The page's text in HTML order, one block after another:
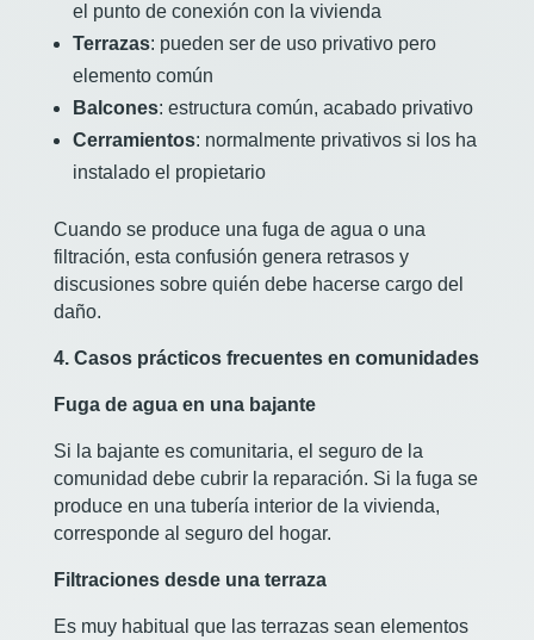
el punto de conexión con la vivienda
Terrazas: pueden ser de uso privativo pero
elemento común
Balcones: estructura común, acabado privativo
Cerramientos: normalmente privativos si los ha
instalado el propietario
Cuando se produce una fuga de agua o una
filtración, esta confusión genera retrasos y
discusiones sobre quién debe hacerse cargo del
daño.
4. Casos prácticos frecuentes en comunidades
Fuga de agua en una bajante
Si la bajante es comunitaria, el seguro de la
comunidad debe cubrir la reparación. Si la fuga se
produce en una tubería interior de la vivienda,
corresponde al seguro del hogar.
Filtraciones desde una terraza
Es muy habitual que las terrazas sean elementos